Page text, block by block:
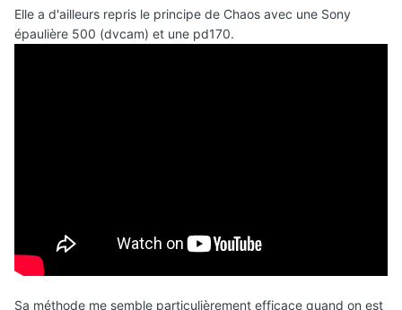
Elle a d'ailleurs repris le principe de Chaos avec une Sony
épaulière 500 (dvcam) et une pd170.
Sa méthode me semble particulièrement efficace quand on est